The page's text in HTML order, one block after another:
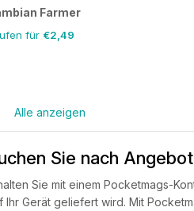
Farmer
für €2,49
Alle anzeigen
Sie nach
Sie mit einem Pocketmags-
Ihr Gerät geliefert wird. Mit